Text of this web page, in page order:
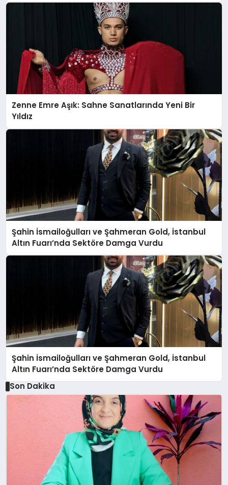
Zenne Emre Aşık: Sahne Sanatlarında Yeni Bir
Yıldız
Şahin İsmailoğulları ve Şahmeran Gold, İstanbul
Altın Fuarı’nda Sektöre Damga Vurdu
Şahin İsmailoğulları ve Şahmeran Gold, İstanbul
Altın Fuarı’nda Sektöre Damga Vurdu
Son Dakika